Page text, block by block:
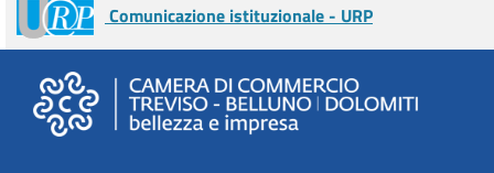
Comunicazione istituzionale - URP